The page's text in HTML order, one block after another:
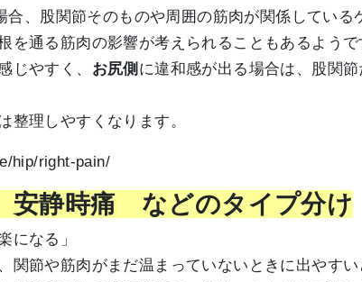
、股関節そのものや周囲の筋肉が関係している
を通る筋肉の影響が考えられることもあるようで
じやすく、 お尻側 に違和感が出る場合は、股関
整理しやすくなります。
hip/right-pain/
静時痛 などのタイプ分け
になる」
関節や筋肉がまだ温まっていないときに出やすい